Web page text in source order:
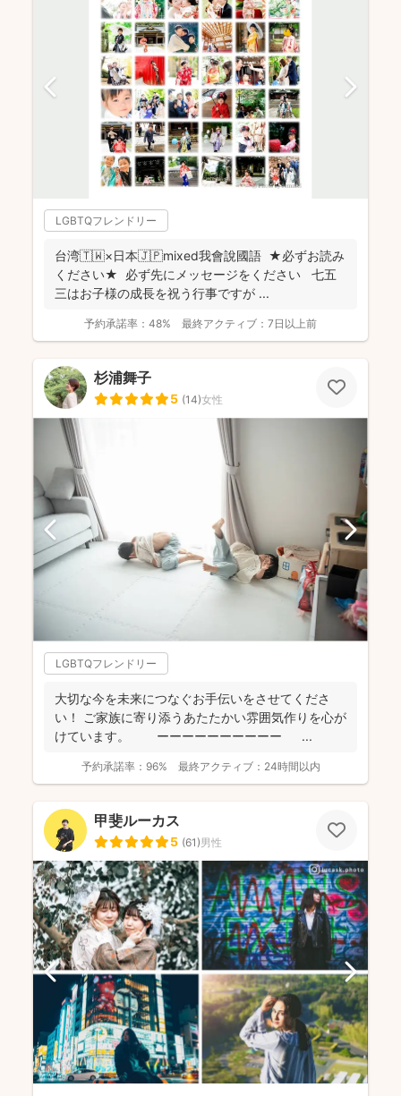
LGBTQフレンドリー
台湾🇹🇼×日本🇯🇵mixed我會說國語 ★必ずお読み
ください★ 必ず先にメッセージをください 七五
三はお子様の成長を祝う行事ですが ...
予約承諾率： 48% 最終アクティブ： 7日以上前
杉浦舞子
5 (14)女性
LGBTQフレンドリー
大切な今を未来につなぐお手伝いをさせてくださ
い！ ご家族に寄り添うあたたかい雰囲気作りを心が
けています。 ーーーーーーーーーー ...
予約承諾率： 96% 最終アクティブ： 24時間以内
甲斐ルーカス
5 (61)男性